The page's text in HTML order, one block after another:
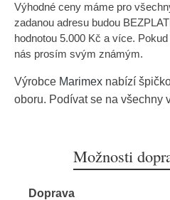
Výhodné ceny máme pro
zadanou adresu budou
hodnotou 5.000 Kč a více.
nás prosím svým známým.
Výrobce Marimex nabízí
oboru. Podívat se na všechny
Možnosti
Doprava